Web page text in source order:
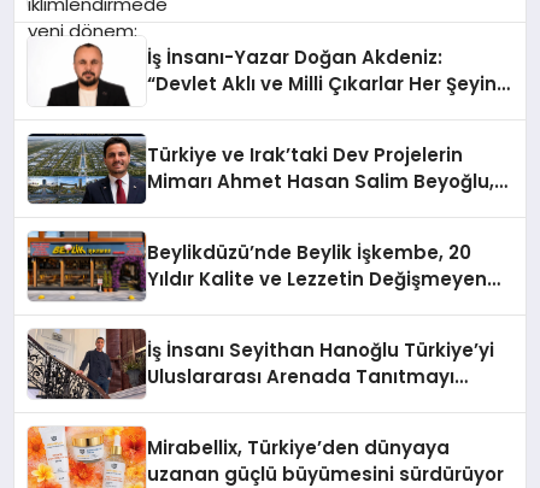
İş İnsanı-Yazar Doğan Akdeniz:
“Devlet Aklı ve Milli Çıkarlar Her Şeyin
Türkiye ve Irak’taki Dev Projelerin
Mimarı Ahmet Hasan Salim Beyoğlu,
Hayata Geçirecek
Beylikdüzü’nde Beylik İşkembe, 20
Yıldır Kalite ve Lezzetin Değişmeyen
İş İnsanı Seyithan Hanoğlu Türkiye’yi
Uluslararası Arenada Tanıtmayı
Mirabellix, Türkiye’den dünyaya
uzanan güçlü büyümesini sürdürüyor